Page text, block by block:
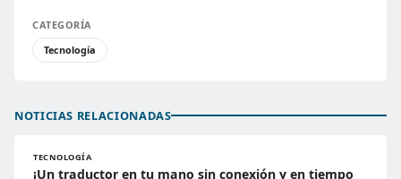
CATEGORÍA
Tecnología
NOTICIAS RELACIONADAS
TECNOLOGÍA
¡Un traductor en tu mano sin conexión y en tiempo